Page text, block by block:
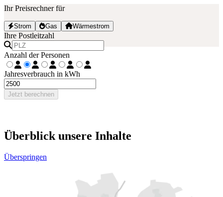
Ihr Preisrechner für
Strom Gas Wärmestrom
Ihre Postleitzahl
Anzahl der Personen
Jahresverbrauch in kWh
Jetzt berechnen
Überblick unsere Inhalte
Überspringen